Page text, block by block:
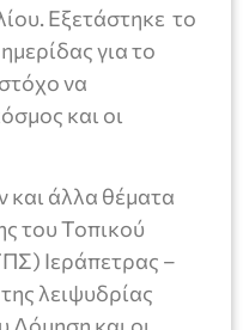
Εξετάστηκε το
για το
να
και οι
και άλλα θέματα
του Τοπικού
Ιεράπετρας –
λειψυδρίας